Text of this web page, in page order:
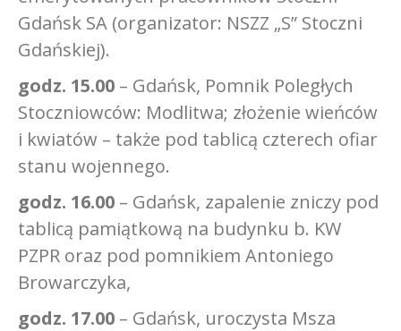
Gdańsk SA (organizator: NSZZ „S” Stoczni
Gdańskiej).
godz. 15.00 – Gdańsk, Pomnik Poległych
Stoczniowców: Modlitwa; złożenie wieńców
i kwiatów – także pod tablicą czterech ofiar
stanu wojennego.
godz. 16.00 – Gdańsk, zapalenie zniczy pod
tablicą pamiątkową na budynku b. KW
PZPR oraz pod pomnikiem Antoniego
Browarczyka,
godz. 17.00 – Gdańsk, uroczysta Msza